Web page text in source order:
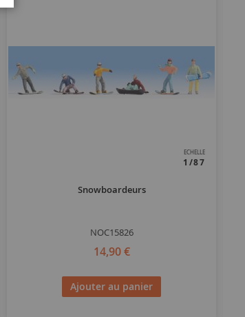
ECHELLE
1/87
Snowboardeurs
NOC15826
14,90 €
Ajouter au panier